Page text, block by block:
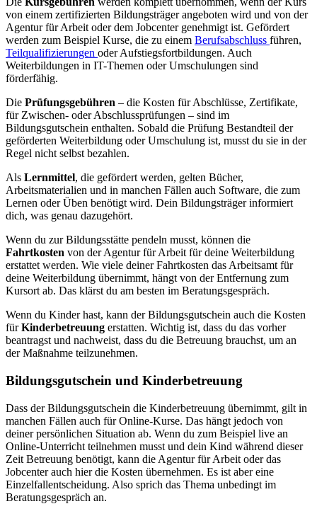
von einem zertifizierten Bildungsträger angeboten wird und von der
Agentur für Arbeit oder dem Jobcenter genehmigt ist. Gefördert
werden zum Beispiel Kurse, die zu einem Berufsabschluss führen,
Teilqualifizierungen oder Aufstiegsfortbildungen. Auch
Weiterbildungen in IT-Themen oder Umschulungen sind
förderfähig.
Die Prüfungsgebühren – die Kosten für Abschlüsse, Zertifikate,
für Zwischen- oder Abschlussprüfungen – sind im
Bildungsgutschein enthalten. Sobald die Prüfung Bestandteil der
geförderten Weiterbildung oder Umschulung ist, musst du sie in der
Regel nicht selbst bezahlen.
Als Lernmittel, die gefördert werden, gelten Bücher,
Arbeitsmaterialien und in manchen Fällen auch Software, die zum
Lernen oder Üben benötigt wird. Dein Bildungsträger informiert
dich, was genau dazugehört.
Wenn du zur Bildungsstätte pendeln musst, können die
Fahrtkosten von der Agentur für Arbeit für deine Weiterbildung
erstattet werden. Wie viele deiner Fahrtkosten das Arbeitsamt für
deine Weiterbildung übernimmt, hängt von der Entfernung zum
Kursort ab. Das klärst du am besten im Beratungsgespräch.
Wenn du Kinder hast, kann der Bildungsgutschein auch die Kosten
fürKinderbetreuung erstatten. Wichtig ist, dass du das vorher
beantragst und nachweist, dass du die Betreuung brauchst, um an
der Maßnahme teilzunehmen.
Bildungsgutschein und Kinderbetreuung
Dass der Bildungsgutschein die Kinderbetreuung übernimmt, gilt in
manchen Fällen auch für Online-Kurse. Das hängt jedoch von
deiner persönlichen Situation ab. Wenn du zum Beispiel live an
Online-Unterricht teilnehmen musst und dein Kind während dieser
Zeit Betreuung benötigt, kann die Agentur für Arbeit oder das
Jobcenter auch hier die Kosten übernehmen. Es ist aber eine
Einzelfallentscheidung. Also sprich das Thema unbedingt im
Beratungsgespräch an.